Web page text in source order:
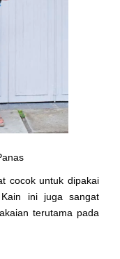
cocok untuk dipakai
ini juga sangat
terutama pada